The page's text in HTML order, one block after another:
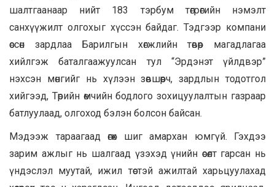
шалтгаанаар нийт 183 тэрбум төгрөгийн нэмэлт
санхүүжилт олгохыг хүссэн байдаг. Тэдгээр компани
өссөн зардлаа Барилгын хөгжлийн төвөөр магадлагаа
хийлгэж баталгаажуулсан тул “Эрдэнэт үйлдвэр”
нэхсэн мөнгийг нь хүлээн зөвшөөрч, зардлын тодотгол
хийгээд, Төрийн өмчийн бодлого зохицуулалтын газраар
батлуулаад, олгоход бэлэн болсон байсан.
Мэдээж тараагаад өгөх шиг амархан юмгүй. Гэхдээ
зарим ажлыг нь шалгаад үзэхэд үнийн өсөлт гарсан нь
үндэслэл муутай, ижил төстэй ажилтай харьцуулахад